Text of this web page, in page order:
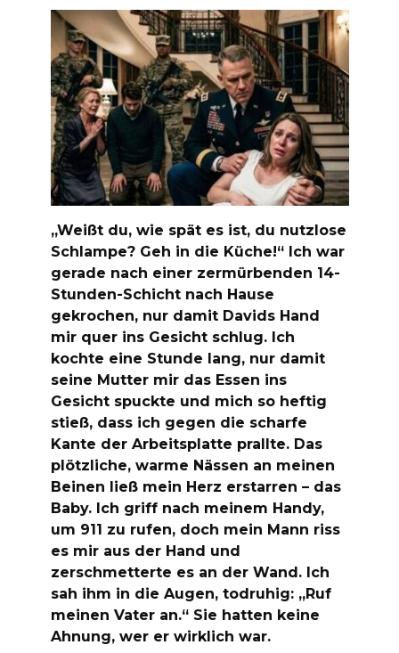
„Weißt du, wie spät es ist, du nutzlose
Schlampe? Geh in die Küche!“ Ich war
gerade nach einer zermürbenden 14-
Stunden-Schicht nach Hause
gekrochen, nur damit Davids Hand
mir quer ins Gesicht schlug. Ich
kochte eine Stunde lang, nur damit
seine Mutter mir das Essen ins
Gesicht spuckte und mich so heftig
stieß, dass ich gegen die scharfe
Kante der Arbeitsplatte prallte. Das
plötzliche, warme Nässen an meinen
Beinen ließ mein Herz erstarren – das
Baby. Ich griff nach meinem Handy,
um 911 zu rufen, doch mein Mann riss
es mir aus der Hand und
zerschmetterte es an der Wand. Ich
sah ihm in die Augen, todruhig: „Ruf
meinen Vater an.“ Sie hatten keine
Ahnung, wer er wirklich war.